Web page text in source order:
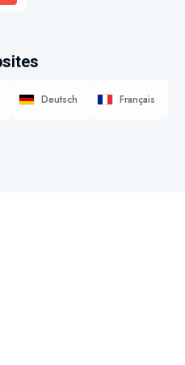
Deutsch Français